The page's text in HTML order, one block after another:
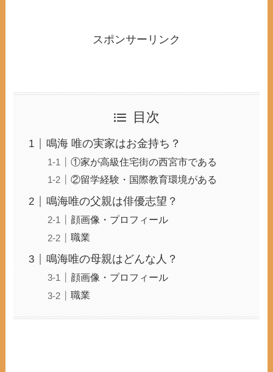
スポンサーリンク
目次
鳴海 唯の実家はお金持ち？
①家が高級住宅街の西宮市である
②留学経験・国際教育環境がある
鳴海唯の父親は俳優志望？
顔画像・プロフィール
職業
鳴海唯の母親はどんな人？
顔画像・プロフィール
職業